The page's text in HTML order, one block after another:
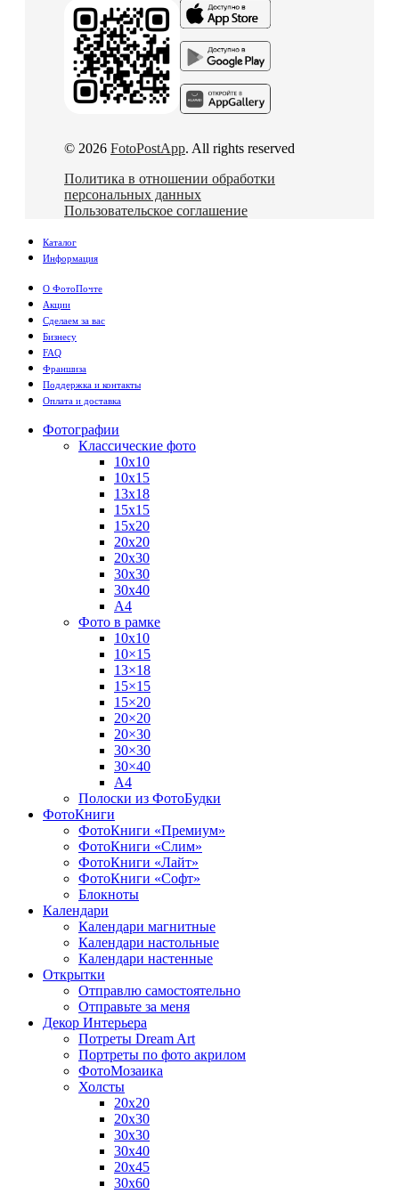
© 2026 FotoPostApp. All rights reserved
Политика в отношении обработки
персональных данных
Пользовательское соглашение
Каталог
Информация
О ФотоПочте
Акции
Сделаем за вас
Бизнесу
FAQ
Франшиза
Поддержка и контакты
Оплата и доставка
Фотографии
Классические фото
10х10
10х15
13х18
15х15
15х20
20х20
20х30
30х30
30х40
А4
Фото в рамке
10х10
10×15
13×18
15×15
15×20
20×20
20×30
30×30
30×40
A4
Полоски из ФотоБудки
ФотоКниги
ФотоКниги «Премиум»
ФотоКниги «Слим»
ФотоКниги «Лайт»
ФотоКниги «Софт»
Блокноты
Календари
Календари магнитные
Календари настольные
Календари настенные
Открытки
Отправлю самостоятельно
Отправьте за меня
Декор Интерьера
Потреты Dream Art
Портреты по фото акрилом
ФотоМозаика
Холсты
20х20
20х30
30х30
30х40
20х45
30х60